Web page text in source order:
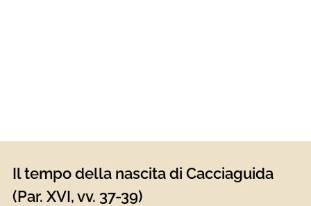
Il tempo della nascita di Cacciaguida
(Par. XVI, vv. 37-39)